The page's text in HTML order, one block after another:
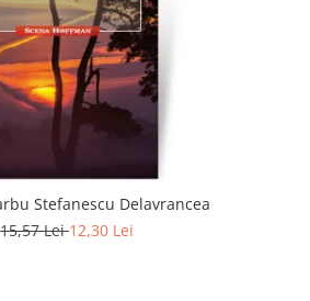
Stefanescu Delavrancea
15,57 Lei12,30 Lei